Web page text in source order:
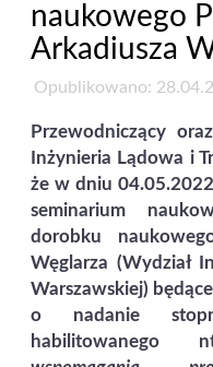
naukowego
Arkadiusza
Opublikowano:
Przewodniczący
Inżynieria Lądowa i
żew dniu
seminarium
dorobku
Węglarza (Wydział
Warszawskiej)
o nadanie
habilitowanego